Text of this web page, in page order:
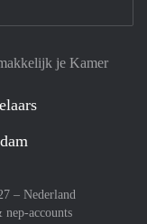
je Kamer
– Nederland
nep-accounts